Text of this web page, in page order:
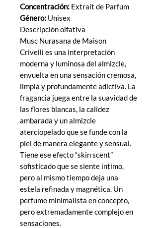
Concentración: Extrait de Parfum
Género: Unisex
Descripción olfativa
Musc Nurasana de Maison
Crivelli es una interpretación
moderna y luminosa del almizcle,
envuelta en una sensación cremosa,
limpia y profundamente adictiva. La
fragancia juega entre la suavidad de
las flores blancas, la calidez
ambarada y un almizcle
aterciopelado que se funde con la
piel de manera elegante y sensual.
Tiene ese efecto “skin scent”
sofisticado que se siente íntimo,
pero al mismo tiempo deja una
estela refinada y magnética. Un
perfume minimalista en concepto,
pero extremadamente complejo en
sensaciones.